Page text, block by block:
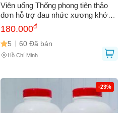
Viên uống Thống phong tiên thảo
đơn hỗ trợ đau nhức xương khớp,
đau mỏi cổ vai gáy, đau lưng, mỏi
gối, đi đứng khó khăn 30 Viên - Mã
1509
180.000đ
5 60 Đã bán
Hồ Chí Minh
-23%